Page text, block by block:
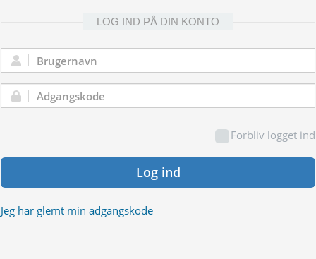
LOG IND PÅ DIN KONTO
Brugernavn:
Adgangskode:
Forbliv logget ind
Log ind
Jeg har glemt min adgangskode